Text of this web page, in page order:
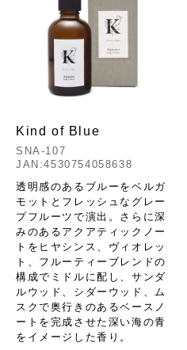
Kind of Blue
SNA-107
JAN:4530754058638
透明感のあるブルーをベルガ
モットとフレッシュなグレー
プフルーツで演出。さらに深
みのあるアクアティックノー
トをヒヤシンス、ヴィオレッ
ト、フルーティーブレンドの
構成でミドルに配し、サンダ
ルウッド、シダーウッド、ム
スクで奥行きのあるベースノ
ートを完成させた深い海の青
をイメージした香り。